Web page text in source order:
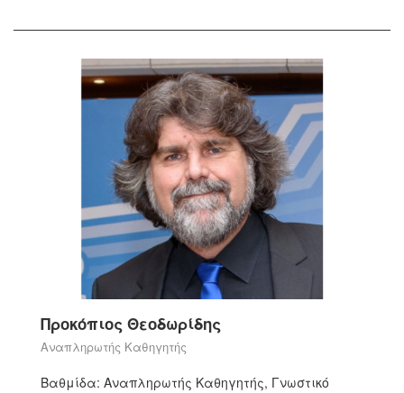
Προκόπιος Θεοδωρίδης
Αναπληρωτής Καθηγητής
Βαθμίδα: Αναπληρωτής Καθηγητής, Γνωστικό